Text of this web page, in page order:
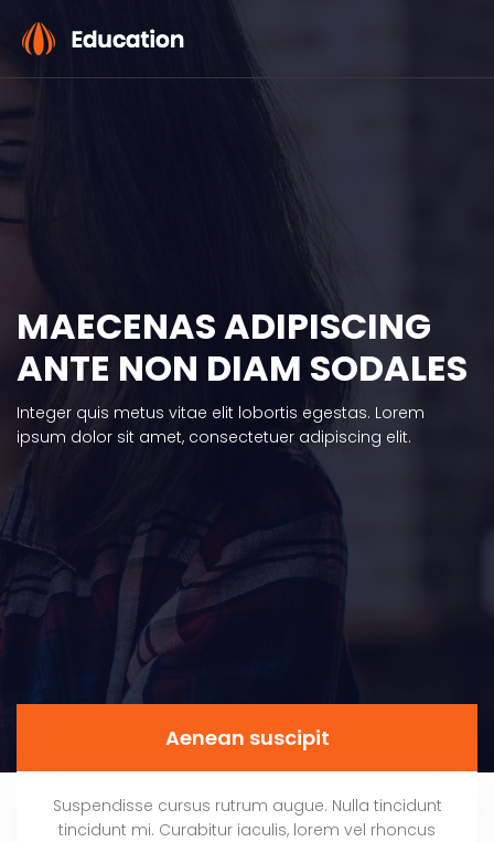
MAECENAS ADIPISCING
ANTE NON DIAM SODALES
Integer quis metus vitae elit lobortis egestas. Lorem
ipsum dolor sit amet, consectetuer adipiscing elit.
Aenean suscipit
Suspendisse cursus rutrum augue. Nulla tincidunt
tincidunt mi. Curabitur iaculis, lorem vel rhoncus